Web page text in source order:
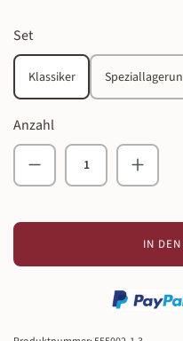
Setauswählen
Klassiker
Anzahl
Produkt Anzahl: Gib
IN